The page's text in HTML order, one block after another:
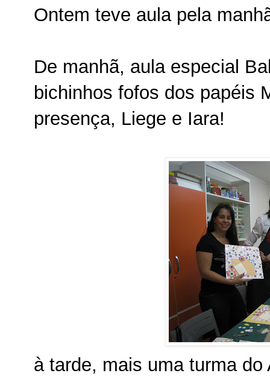
Ontem teve aula pela
De manhã, aula especial
bichinhos fofos dos papéis
presença, Liege e Iara!
à tarde, mais uma turma